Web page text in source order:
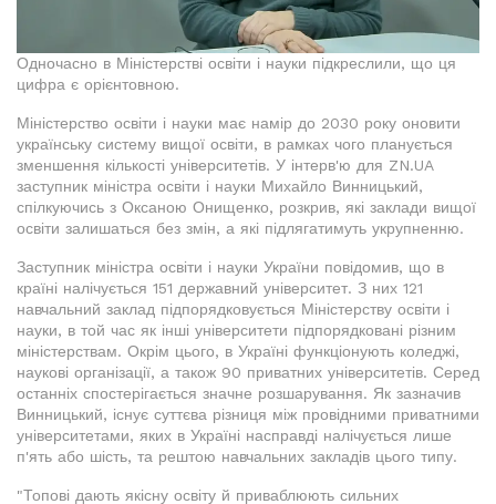
Одночасно в Міністерстві освіти і науки підкреслили, що ця
цифра є орієнтовною.
Міністерство освіти і науки має намір до 2030 року оновити
українську систему вищої освіти, в рамках чого планується
зменшення кількості університетів. У інтерв'ю для ZN.UA
заступник міністра освіти і науки Михайло Винницький,
спілкуючись з Оксаною Онищенко, розкрив, які заклади вищої
освіти залишаться без змін, а які підлягатимуть укрупненню.
Заступник міністра освіти і науки України повідомив, що в
країні налічується 151 державний університет. З них 121
навчальний заклад підпорядковується Міністерству освіти і
науки, в той час як інші університети підпорядковані різним
міністерствам. Окрім цього, в Україні функціонують коледжі,
наукові організації, а також 90 приватних університетів. Серед
останніх спостерігається значне розшарування. Як зазначив
Винницький, існує суттєва різниця між провідними приватними
університетами, яких в Україні насправді налічується лише
п'ять або шість, та рештою навчальних закладів цього типу.
"Топові дають якісну освіту й приваблюють сильних